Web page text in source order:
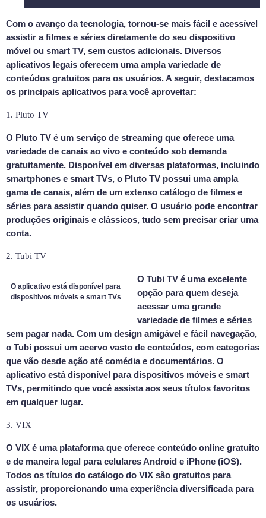
Com o avanço da tecnologia, tornou-se mais fácil e acessível
assistir a filmes e séries diretamente do seu dispositivo
móvel ou smart TV, sem custos adicionais. Diversos
aplicativos legais oferecem uma ampla variedade de
conteúdos gratuitos para os usuários. A seguir, destacamos
os principais aplicativos para você aproveitar:
1. Pluto TV
O Pluto TV é um serviço de streaming que oferece uma
variedade de canais ao vivo e conteúdo sob demanda
gratuitamente. Disponível em diversas plataformas, incluindo
smartphones e smart TVs, o Pluto TV possui uma ampla
gama de canais, além de um extenso catálogo de filmes e
séries para assistir quando quiser. O usuário pode encontrar
produções originais e clássicos, tudo sem precisar criar uma
conta.
2. Tubi TV
O aplicativo está disponível para
dispositivos móveis e smart TVs
O Tubi TV é uma excelente
opção para quem deseja
acessar uma grande
variedade de filmes e séries
sem pagar nada. Com um design amigável e fácil navegação,
o Tubi possui um acervo vasto de conteúdos, com categorias
que vão desde ação até comédia e documentários. O
aplicativo está disponível para dispositivos móveis e smart
TVs, permitindo que você assista aos seus títulos favoritos
em qualquer lugar.
3. VIX
O VIX é uma plataforma que oferece conteúdo online gratuito
e de maneira legal para celulares Android e iPhone (iOS).
Todos os títulos do catálogo do VIX são gratuitos para
assistir, proporcionando uma experiência diversificada para
os usuários.